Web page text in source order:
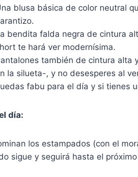
blusa básica de color neutral
bendita falda negra de cintura
te hará ver modernísima.
también de cintura alta
la silueta-, y no desesperes al
fabu para el día y si tienes
día:
los estampados (con el
sigue y seguirá hasta el